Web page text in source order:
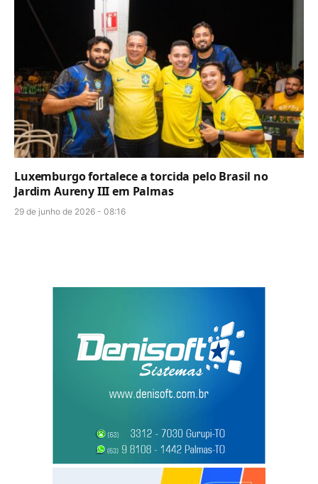
Luxemburgo fortalece a torcida pelo Brasil no
Jardim Aureny III em Palmas
29 de junho de 2026 - 08:16